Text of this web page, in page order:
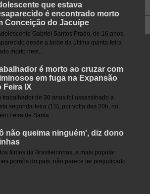
que estava
é encontrado morto
Conceição do Jacuípe
Gabriel Santos Prado, de 16 anos,
desde a tarde da última quinta-feira
morto nest...
é morto ao cruzar com
em fuga na Expansão
Feira IX
trabalhador de 30 anos foi assassinado a
segunda-feira (13), por volta das 20h, no
Feira de Santa...
não queima ninguém', diz dono
filmes da Brasileirinhas, a mais popular
pornôs do país, não parece ter prejudicado